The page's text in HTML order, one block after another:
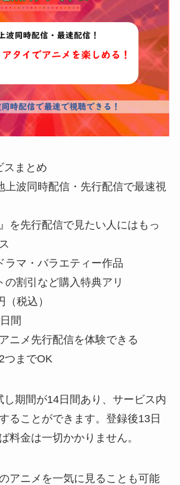
スまとめ
上波同時配信・先行配信で最速視
を先行配信で見たい人にはもっ
ラマ・バラエティー作品
の割引など購入特典アリ
税込）
間
ニメ先行配信を体験できる
つまでOK
し期間が14日間あり、サービス内
ることができます。登録後13日
料金は一切かかりません。
アニメを一気に見ることも可能